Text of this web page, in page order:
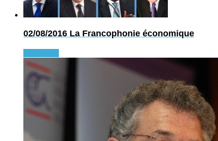
02/08/2016 La Francophonie économique